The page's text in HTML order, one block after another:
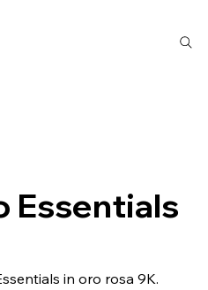
Essentials
in oro rosa 9K.